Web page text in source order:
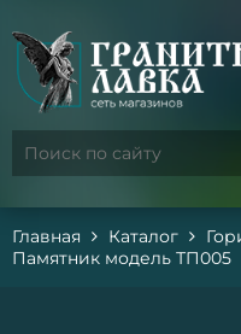
Главная Каталог
Памятник модель ТП005